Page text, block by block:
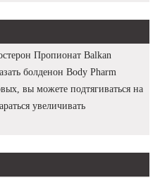
Пропионат Balkan
болденон Body Pharm
вы можете подтягиваться на
увеличивать